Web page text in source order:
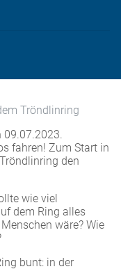
Tröndlinring
09.07.2023.
fahren! Zum Start in
den
wie viel
dem Ring alles
wäre? Wie
bunt: in der